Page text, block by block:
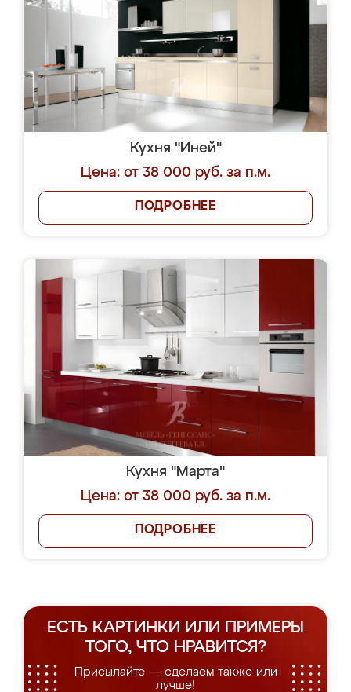
Кухня "Иней"
Цена: от 38 000 руб. за п.м.
ПОДРОБНЕЕ
Кухня "Марта"
Цена: от 38 000 руб. за п.м.
ПОДРОБНЕЕ
ЕСТЬ КАРТИНКИ ИЛИ ПРИМЕРЫ
ТОГО, ЧТО НРАВИТСЯ?
Присылайте — сделаем также или
лучше!